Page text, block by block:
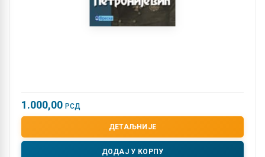
1.000,00 РСД
ДЕТАЉНИЈЕ
ДОДАЈ У КОРПУ